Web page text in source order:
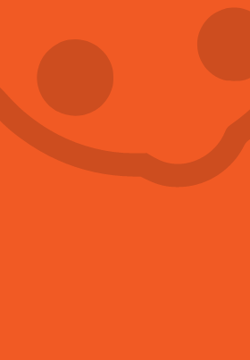
100% účinnost a rychlé
návštěvníků,
většinou situaci
používání proto rozhodně
univerzální insekticidy bývají
neúčinné. Nedokáží totiž
jedince, kteří se před zásahem